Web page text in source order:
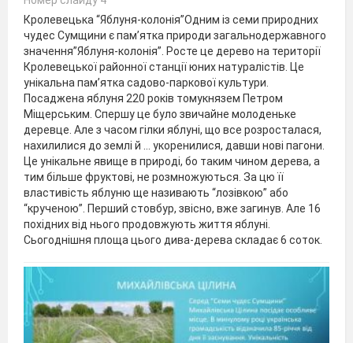
Кролевецька “Яблуня-колонія”Одним із семи природних
чудес Сумщини є пам’ятка природи загальнодержавного
значення”Яблуня-колонія”. Росте це дерево на території
Кролевецької районної станції юних натуралістів. Це
унікальна пам’ятка садово-паркової культури.
Посаджена яблуня 220 років томукнязем Петром
Міщерським. Спершу це було звичайне молоденьке
деревце. Але з часом гілки яблуні, що все розросталася,
нахилилися до землі й … укоренилися, давши нові пагони.
Це унікальне явище в природі, бо таким чином дерева, а
тим більше фруктові, не розмножуються. За цю її
властивість яблуню ще називають “лозівкою” або
“крученою”. Перший стовбур, звісно, вже загинув. Але 16
похідних від нього продовжують життя яблуні.
Сьогоднішня площа цього дива-дерева складає 6 соток.